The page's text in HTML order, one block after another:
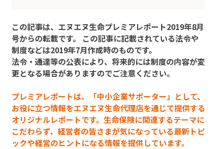
この記事は、エヌエヌ生命プレミアレポート2019年8月
号からの転載です。 この記事に記載されている法令や
制度などは2019年7月作成時のものです。
法令・通達等の公表により、将来的には制度の内容が変
更となる場合がありますのでご注意ください。
プレミアレポートは、「中小企業サポーター」として、
お役に立つ情報をエヌエヌ生命代理店を通じて提供する
オリジナルレポートです。生命保険に関連するテーマに
こだわらず、経営者の皆さまが気になっている最新トピ
ックや経営のヒントになる情報を提供しています。